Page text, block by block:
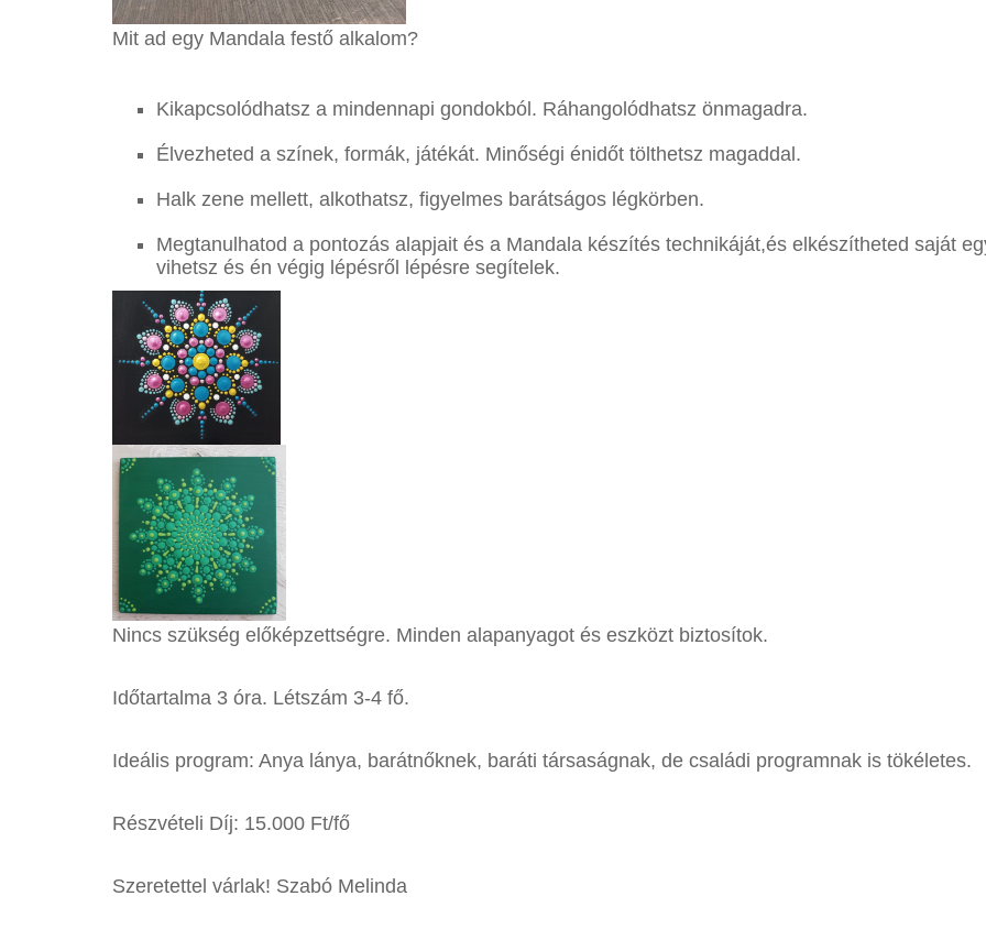
Mit ad egy Mandala festő alkalom?
Kikapcsolódhatsz a mindennapi gondokból. Ráhangolódhatsz önmagadra.
Élvezheted a színek, formák, játékát. Minőségi énidőt tölthetsz magaddal.
Halk zene mellett, alkothatsz, figyelmes barátságos légkörben.
Megtanulhatod a pontozás alapjait és a Mandala készítés technikáját,és elkészítheted saját
vihetsz és én végig lépésről lépésre segítelek.
Nincs szükség előképzettségre. Minden alapanyagot és eszközt biztosítok.
Időtartalma 3 óra. Létszám 3-4 fő.
Ideális program: Anya lánya, barátnőknek, baráti társaságnak, de családi programnak is tökéletes.
Részvételi Díj: 15.000 Ft/fő
Szeretettel várlak! Szabó Melinda